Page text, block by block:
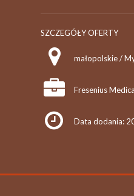
SZCZEGÓŁY OFERTY
Data dodania: